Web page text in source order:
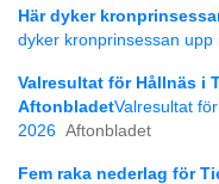
Här dyker
dyker kronprinsessan upp
Valresultat för Hållnäs i
AftonbladetValresultat
2026 Aftonbladet
Fem raka nederlag för